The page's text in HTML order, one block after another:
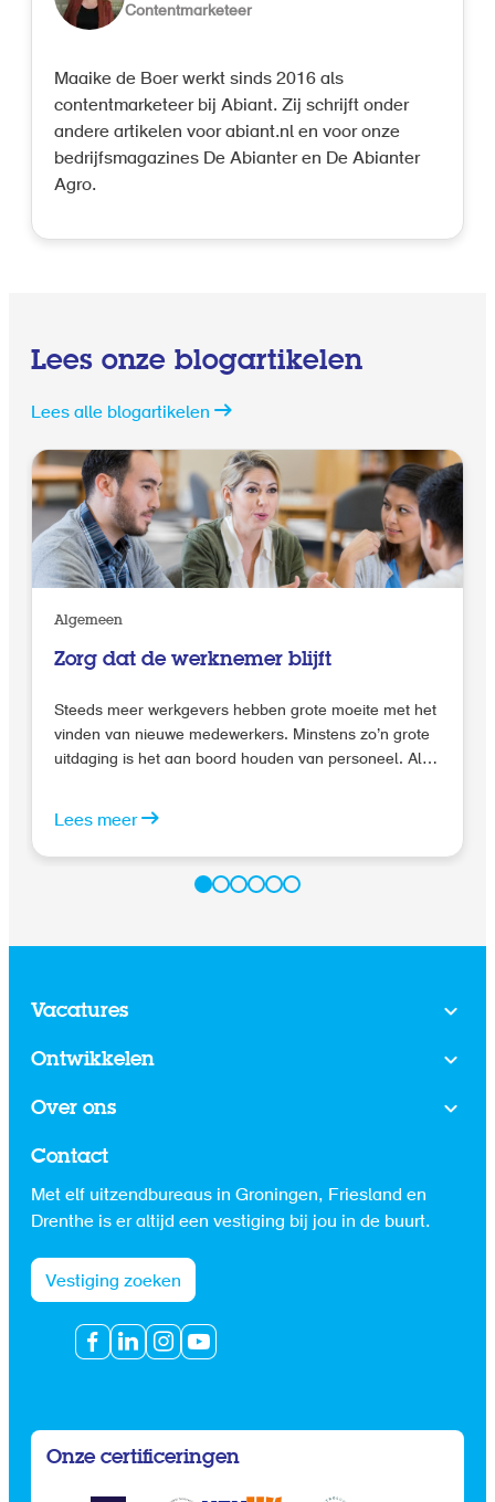
Contentmarketeer
Maaike de Boer werkt sinds 2016 als
contentmarketeer bij Abiant. Zij schrijft onder
andere artikelen voor abiant.nl en voor onze
bedrijfsmagazines De Abianter en De Abianter
Agro.
Lees onze blogartikelen
Lees alle blogartikelen
Algemeen
Zorg dat de werknemer blijft
Steeds meer werkgevers hebben grote moeite met het
vinden van nieuwe medewerkers. Minstens zo’n grote
uitdaging is het aan boord houden van personeel. Als
steeds meer werknemers een stap in hun carrière te
Daarnaast vinden jonge professionals het belangrijk
om in het begin van hun carrière bij verschillende
Lees meer
Vacatures
Ontwikkelen
Over ons
Contact
Met elf uitzendbureaus in Groningen, Friesland en
Drenthe is er altijd een vestiging bij jou in de buurt.
Vestiging zoeken
Onze certificeringen